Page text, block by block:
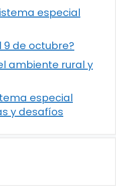
especial
9 de octubre?
ambiente rural y
especial
y desafíos